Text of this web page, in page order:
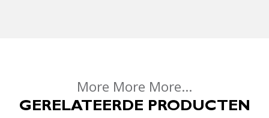
More More More...
GERELATEERDE PRODUCTEN